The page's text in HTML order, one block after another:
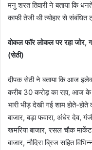
मनु शरत तिवारी ने बताया कि
काफी तेजी थी त्योहार से संबंधित
वोकल फॉर लोकल पर रहा जोर,
(सेठी)
दीपक सेठी ने बताया कि आज
करीब 30 करोड़ का रहा, आज के
भारी भीड़ देखी गई शाम होते-
बाजार, बड़ा फवारा, अंधेर देव,
खमरिया बाजार, रसल चौक
बाजार, नौदिरा ब्रिज सहित